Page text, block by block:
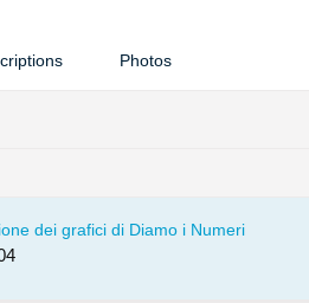
Photos
dei grafici di Diamo i Numeri